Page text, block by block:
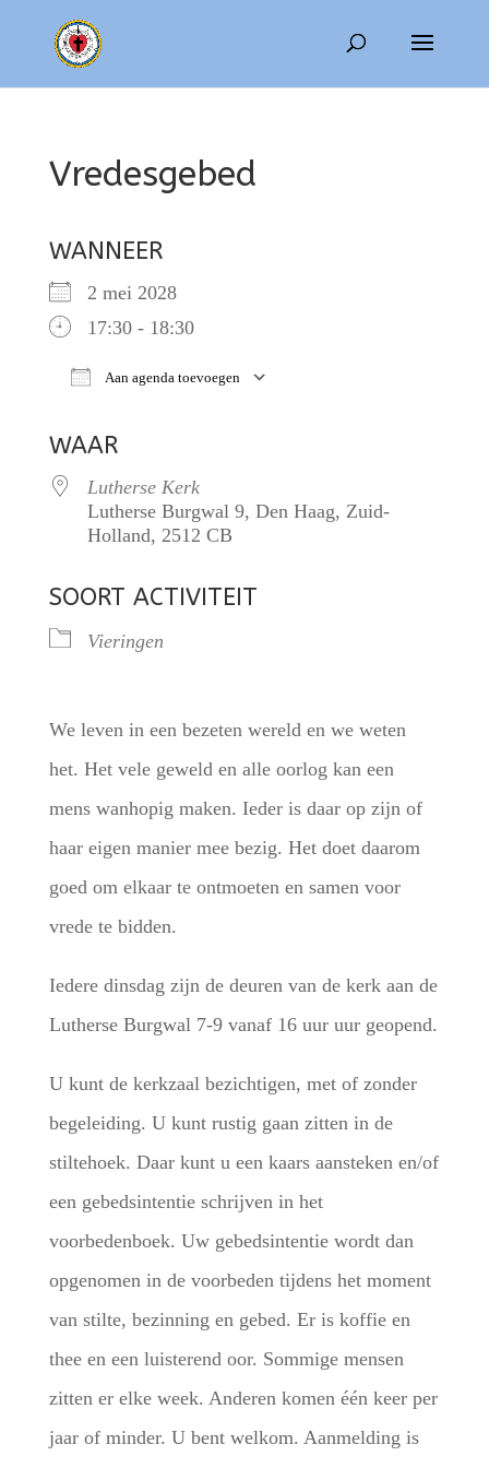
Vredesgebed
WANNEER
2 mei 2028
17:30 - 18:30
Aan agenda toevoegen
WAAR
Lutherse Kerk
Lutherse Burgwal 9, Den Haag, Zuid-
Holland, 2512 CB
SOORT ACTIVITEIT
Vieringen
We leven in een bezeten wereld en we weten
het. Het vele geweld en alle oorlog kan een
mens wanhopig maken. Ieder is daar op zijn of
haar eigen manier mee bezig. Het doet daarom
goed om elkaar te ontmoeten en samen voor
vrede te bidden.
Iedere dinsdag zijn de deuren van de kerk aan de
Lutherse Burgwal 7-9 vanaf 16 uur uur geopend.
U kunt de kerkzaal bezichtigen, met of zonder
begeleiding. U kunt rustig gaan zitten in de
stiltehoek. Daar kunt u een kaars aansteken en/of
een gebedsintentie schrijven in het
voorbedenboek. Uw gebedsintentie wordt dan
opgenomen in de voorbeden tijdens het moment
van stilte, bezinning en gebed. Er is koffie en
thee en een luisterend oor. Sommige mensen
zitten er elke week. Anderen komen één keer per
jaar of minder. U bent welkom. Aanmelding is